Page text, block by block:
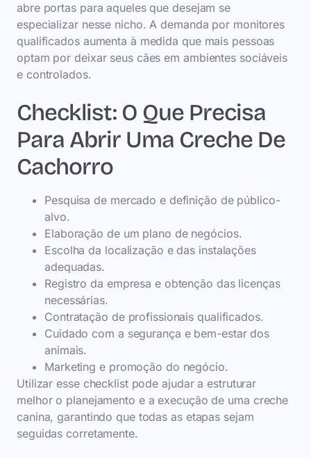
abre portas para aqueles que desejam se
especializar nesse nicho. A demanda por monitores
qualificados aumenta à medida que mais pessoas
optam por deixar seus cães em ambientes sociáveis
e controlados.
Checklist: O Que Precisa
Para Abrir Uma Creche De
Cachorro
Pesquisa de mercado e definição de público-
alvo.
Elaboração de um plano de negócios.
Escolha da localização e das instalações
adequadas.
Registro da empresa e obtenção das licenças
necessárias.
Contratação de profissionais qualificados.
Cuidado com a segurança e bem-estar dos
animais.
Marketing e promoção do negócio.
Utilizar esse checklist pode ajudar a estruturar
melhor o planejamento e a execução de uma creche
canina, garantindo que todas as etapas sejam
seguidas corretamente.